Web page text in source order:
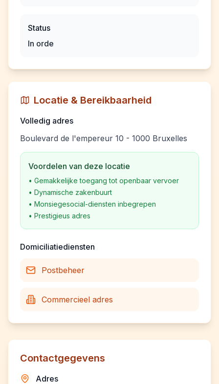
Status
In orde
Locatie & Bereikbaarheid
Volledig adres
Boulevard de l'empereur 10 - 1000 Bruxelles
Voordelen van deze locatie
• Gemakkelijke toegang tot openbaar vervoer
• Dynamische zakenbuurt
• Monsiegesocial-diensten inbegrepen
• Prestigieus adres
Domiciliatiediensten
Postbeheer
Commercieel adres
Contactgegevens
Adres